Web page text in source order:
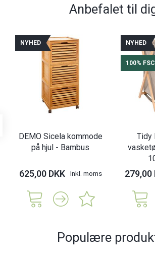
Anbefalet til
NYHED
DEMO Sicela kommode
på hjul - Bambus
625,00 DKK Inkl. moms
NYHED
100% FSC
Tidy
279,00
Populære